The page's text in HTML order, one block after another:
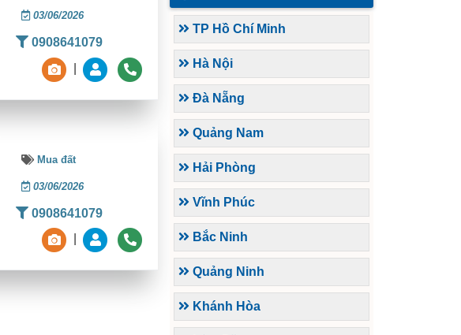
03/06/2026
0908641079
Mua đất
03/06/2026
0908641079
TP Hồ Chí Minh
Hà Nội
Đà Nẵng
Quảng Nam
Hải Phòng
Vĩnh Phúc
Bắc Ninh
Quảng Ninh
Khánh Hòa